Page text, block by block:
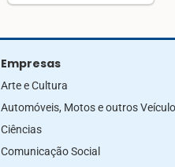
Empresas
Arte e Cultura
Automóveis, Motos e outros
Ciências
Comunicação Social